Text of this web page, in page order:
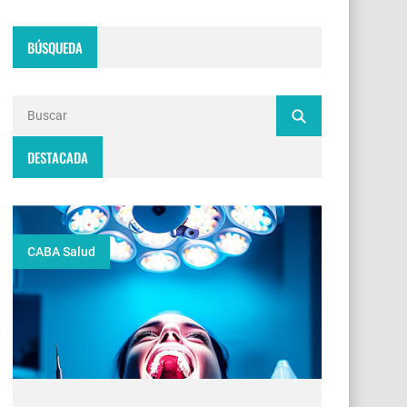
BÚSQUEDA
DESTACADA
CABA Salud